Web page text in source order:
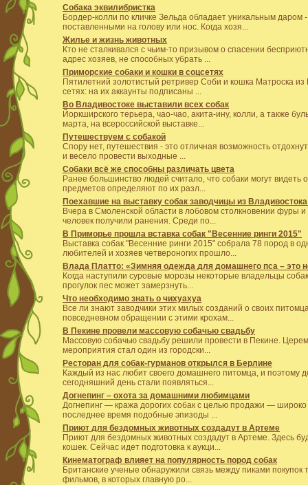
Собака эквилибристка
Бордер-колли по кличке Зельда обладает уникальным
поставленными на голову или нос. Когда хозя...
Жилье и жизнь животных
Кто не сталкивался с чьим-то призывом о спасении
адрес хозяев, не способных убрать ...
Приморские собаки и кошки в соцсетях
Пятилетний золотистый ретривер Соби и кошка Матроска
сетях: на их аккаунты подписаны ...
Во Владивостоке выставили всех собак
Йоркширского терьера, чао-чао, акита-ину, колли, а также
марта, на всероссийской выставке...
Путешествуем с собакой
Спору нет, путешествия - это отличная возможность
и весело провести выходные ...
Собаки всё же способны различать цвета
Ранее большинство людей считало, что собаки могут
предметов определяют по их разл...
Поехавшие на выставку собак заводчицы из
Вчера в Смоленской области в лобовом столкновении фуры
человек получили ранения. Среди по...
В Приморье прошла вставка собак "Весенние ринги 2015"
Выставка собак "Весенние ринги 2015" собрала 78 пород в
любителей и хозяев четвероногих прошло...
Влада Платто: «Зимняя одежда для домашнего пса – это
Когда наступили суровые морозы некоторые владельцы
прогулок пес может замерзнуть...
Что необходимо знать о чихуахуа
Все ли знают заводчики этих милых созданий о своих
повседневном обращении с этими крохам...
В Пекине провели массовую собачью свадьбу
Массовую собачью свадьбу решили провести в Пекине.
мероприятия стал один из городски...
Ресторан для собак-гурманов открылся в Берлине
Каждый из нас любит своего домашнего питомца, и поэтому
сегодняшний день стали появляться...
Догнепинг – охота за домашними любимцами
Догнепинг — кража дорогих собак с целью продажи —
последнее время подобные эпизоды ...
Приют для бездомных животных создадут в Артеме
Приют для бездомных животных создадут в Артеме. Здесь
кошек. Сейчас идет подготовка к аукци...
Кинематограф влияет на популярность пород собак
Британские ученые обнаружили связь между пиками
фильмов, в которых главную ро...